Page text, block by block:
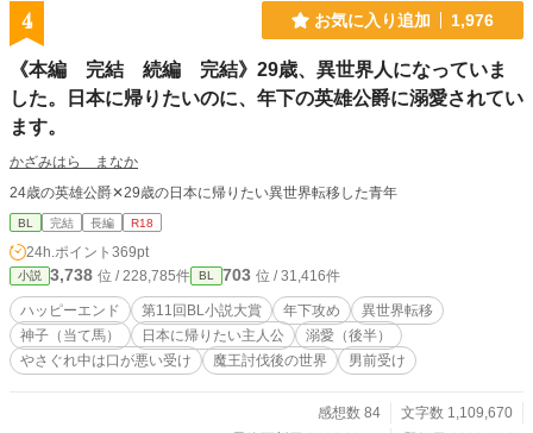
4 お気に入り追加 1,976
《本編 完結 続編 完結》29歳、異世界人になっていま
した。日本に帰りたいのに、年下の英雄公爵に溺愛されてい
ます。
かざみはら まなか
24歳の英雄公爵✕29歳の日本に帰りたい異世界転移した青年
BL 完結 長編 R18
24h.ポイント 369pt
小説 3,738 位 / 228,785件 BL 703 位 / 31,416件
ハッピーエンド 第11回BL小説大賞 年下攻め
異世界転移
神子（当て馬）
日本に帰りたい主人公
溺愛（後半）
やさぐれ中は口が悪い受け
魔王討伐後の世界 男前受け
感想数 84
文字数 1,109,670